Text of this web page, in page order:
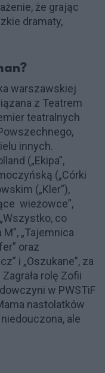
że grając
dramaty,
warszawskiej
z Teatrem
teatralnych
innych.
(„Ekipa”,
(„Córki
(„Kler”),
wieżowce”,
co
„Tajemnica
oraz
i „Oszukane”, za
rolę Zofii
w PWSTiF
nastolatków
ale